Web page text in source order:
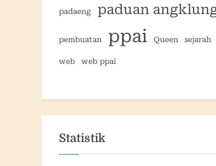
padaeng paduan
pembuatan ppai Queen sejarah
web web ppai
Statistik